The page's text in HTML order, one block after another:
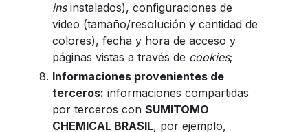
insinstalados), configuraciones de
video (tamaño/resolución y cantidad de
colores), fecha y hora de acceso y
páginas vistas a través de cookies;
Informaciones provenientes de
terceros: informaciones compartidas
por terceros conSUMITOMO
CHEMICAL BRASIL, por ejemplo,